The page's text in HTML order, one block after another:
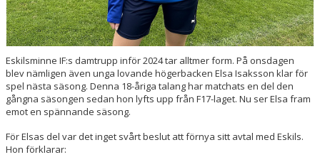
Eskilsminne IF:s damtrupp inför 2024 tar alltmer form. På onsdagen
blev nämligen även unga lovande högerbacken Elsa Isaksson klar för
spel nästa säsong. Denna 18-åriga talang har matchats en del den
gångna säsongen sedan hon lyfts upp från F17-laget. Nu ser Elsa fram
emot en spännande säsong.
För Elsas del var det inget svårt beslut att förnya sitt avtal med Eskils.
Hon förklarar: